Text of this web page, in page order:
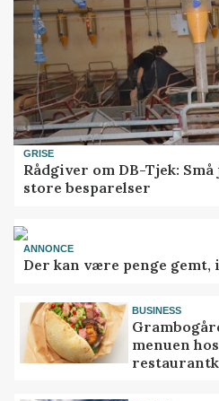
GRISE
Rådgiver om DB-Tjek:
store besparelser
ANNONCE
Der kan være penge
BUSINESS
menuen